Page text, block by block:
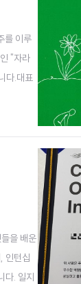
를 이루
"자라
다.대표
을 배운
인턴십
다. 일지